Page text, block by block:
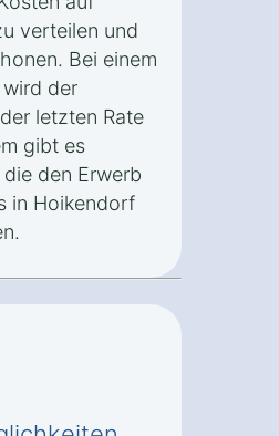
verteilen und
Bei einem
der
letzten Rate
gibt es
den Erwerb
in Hoikendorf